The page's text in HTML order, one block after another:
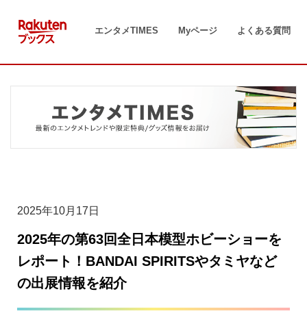
エンタメTIMES Myページ よくある質問
2025年10月17日
2025年の第63回全日本模型ホビーショーを
レポート！BANDAI SPIRITSやタミヤなど
の出展情報を紹介